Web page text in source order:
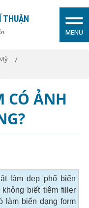
THUẬN
MENU
CÓ ẢNH
làm đẹp phổ biến
biết tiêm filler
làm biến dạng form